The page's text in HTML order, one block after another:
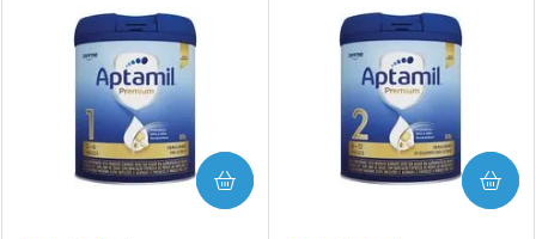
COMPRAR COMPRAR